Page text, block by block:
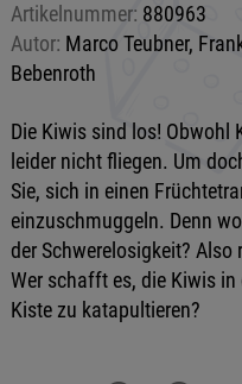
Artikelnummer: 880963
Autor: Marco Teubner,
Bebenroth
Die Kiwis sind los! Obwohl
leider nicht fliegen. Um
Sie, sich in einen
einzuschmuggeln. Denn
der Schwerelosigkeit?
Wer schafft es, die Kiwis
Kiste zu katapultieren?